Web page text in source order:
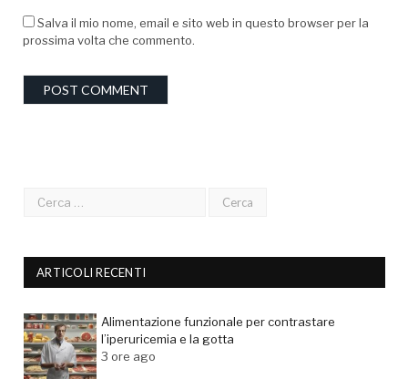
Salva il mio nome, email e sito web in questo browser per la
prossima volta che commento.
ARTICOLI RECENTI
Alimentazione funzionale per contrastare
l’iperuricemia e la gotta
3 ore ago